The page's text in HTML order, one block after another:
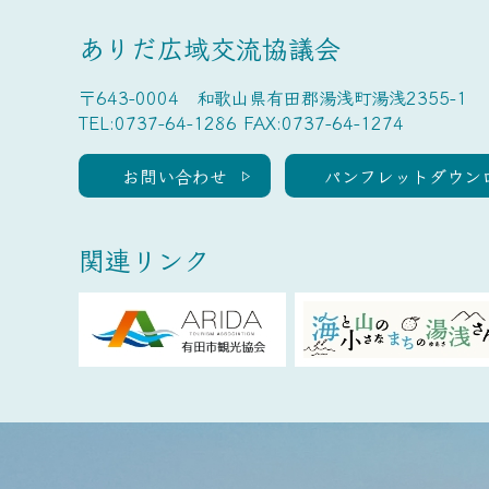
ありだ広域交流協議会
〒643-0004 和歌山県有田郡湯浅町湯浅2355-1
TEL:0737-64-1286 FAX:0737-64-1274
お問い合わせ パンフレットダウン
関連リンク